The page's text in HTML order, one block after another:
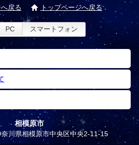
戻る トップページへ戻る
PC スマートフォン
相模原市
川県相模原市中央区中央2-11-15